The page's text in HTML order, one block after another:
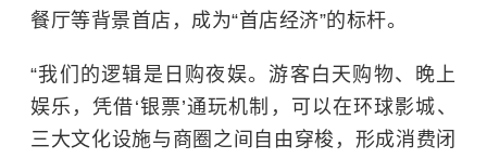
餐厅等背景首店，成为“首店经济”的标杆。
“我们的逻辑是日购夜娱。游客白天购物、晚上
娱乐，凭借‘银票’通玩机制，可以在环球影城、
三大文化设施与商圈之间自由穿梭，形成消费闭